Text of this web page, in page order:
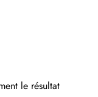
le résultat